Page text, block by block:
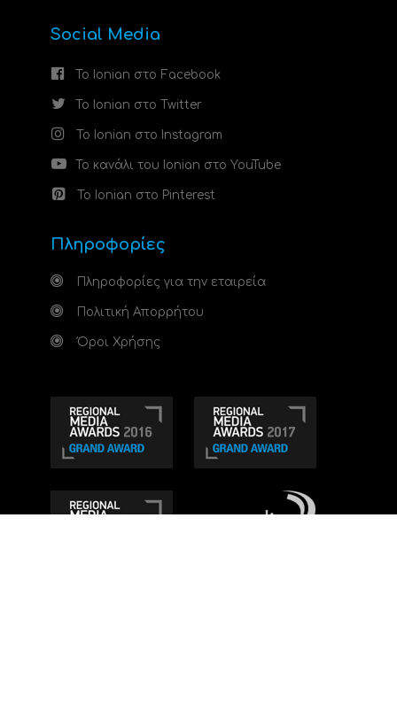
Social Media
Το Ionian στο Facebook
Το Ionian στο Twitter
Το Ionian στο Instagram
Το κανάλι του Ionian στο YouTube
Το Ionian στο Pinterest
Πληροφορίες
Πληροφορίες για την εταιρεία
Πολιτική Απορρήτου
Όροι Χρήσης